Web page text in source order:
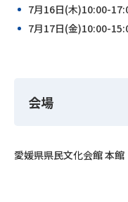
7月16日(木)10:00-
7月17日(金)10:00-
会場
愛媛県県民文化会館 本館